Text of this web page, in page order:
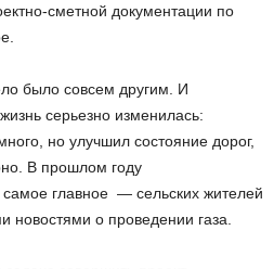
сметной документации по
было совсем другим. И
серьезно изменилась:
но улучшил состояние дорог,
В прошлом году
главное — сельских жителей
о проведении газа.